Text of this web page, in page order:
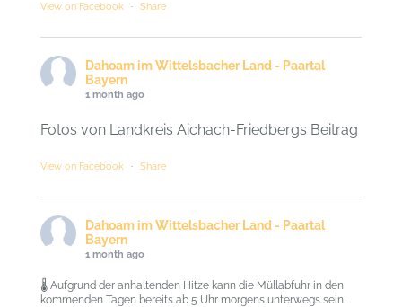
View on Facebook · Share
Dahoam im Wittelsbacher Land - Paartal
Bayern
1 month ago
Fotos von Landkreis Aichach-Friedbergs Beitrag
View on Facebook · Share
Dahoam im Wittelsbacher Land - Paartal
Bayern
1 month ago
🌡️ Aufgrund der anhaltenden Hitze kann die Müllabfuhr in den
kommenden Tagen bereits ab 5 Uhr morgens unterwegs sein.